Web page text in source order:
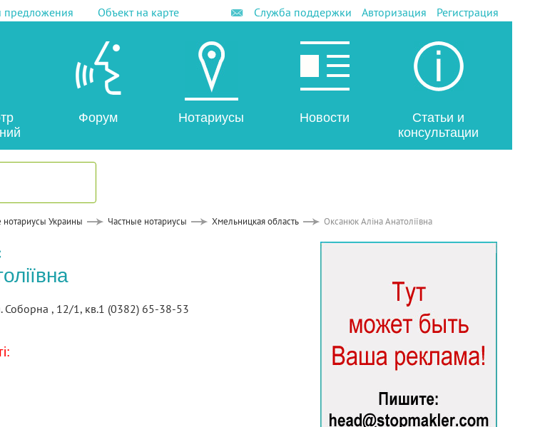
предложения Объект на карте Служба поддержки Авторизация Регистрация
Форум Нотариусы Новости
Статьи и
консультации
нотариусы Украины Частные нотариусы Хмельницкая область Оксанюк Аліна Анатоліївна
Соборна , 12/1, кв.1 (0382) 65-38-53